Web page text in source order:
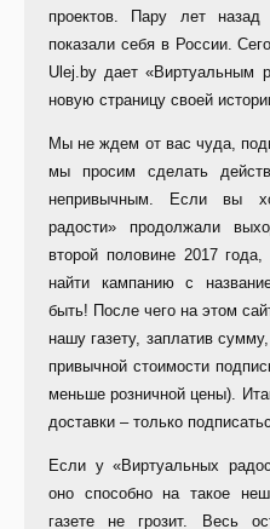
проектов. Пару лет
показали себя в России.
Ulej.by дает «Виртуальным
новую страницу своей
Мы не ждем от вас чуда,
мы просим сделать
непривычным. Если вы
радости» продолжали
второй половине 2017
найти кампанию с
быть! После чего на этом
нашу газету, заплатив
привычной стоимости
меньше розничной цены).
доставки – только
Если у «Виртуальных
оно способно на такое
газете не грозит. Весь